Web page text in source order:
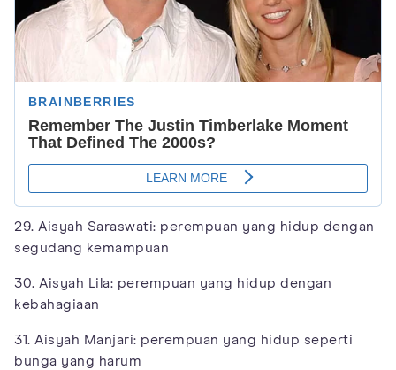
29. Aisyah Saraswati: perempuan yang hidup dengan
segudang kemampuan
30. Aisyah Lila: perempuan yang hidup dengan
kebahagiaan
31. Aisyah Manjari: perempuan yang hidup seperti
bunga yang harum